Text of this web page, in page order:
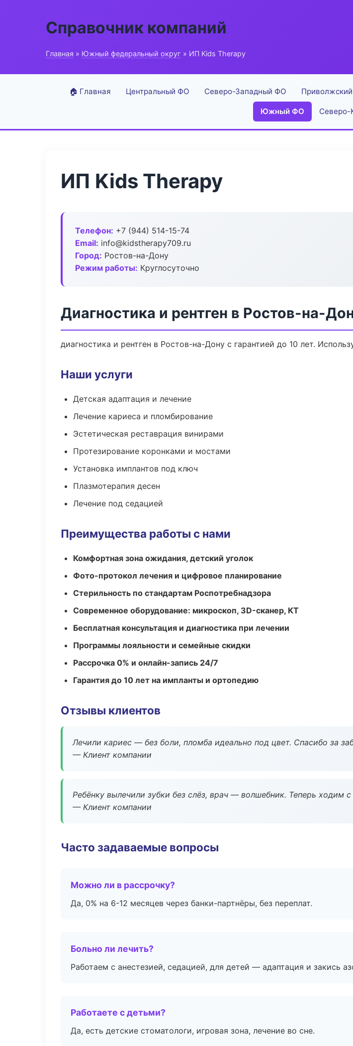
Справочник компаний
Главная » Южный федеральный округ » ИП Kids Therapy
🏠 Главная Центральный ФО Северо-Западный ФО
Южный ФО Северо-
ИП Kids Therapy
Телефон: +7 (944) 514-15-74
Email: info@kidstherapy709.ru
Город: Ростов-на-Дону
Режим работы: Круглосуточно
Диагностика и рентген в Ростов-на-
диагностика и рентген в Ростов-на-Дону с гарантией до 10 лет.
Наши услуги
Детская адаптация и лечение
Лечение кариеса и пломбирование
Эстетическая реставрация винирами
Протезирование коронками и мостами
Установка имплантов под ключ
Плазмотерапия десен
Лечение под седацией
Преимущества работы с нами
Комфортная зона ожидания, детский уголок
Фото-протокол лечения и цифровое планирование
Стерильность по стандартам Роспотребнадзора
Современное оборудование: микроскоп, 3D-сканер, КТ
Бесплатная консультация и диагностика при лечении
Программы лояльности и семейные скидки
Рассрочка 0% и онлайн-запись 24/7
Гарантия до 10 лет на импланты и ортопедию
Отзывы клиентов
Лечили кариес — без боли, пломба идеально под цвет. Спасибо за
— Клиент компании
Ребёнку вылечили зубки без слёз, врач — волшебник. Теперь ходим
— Клиент компании
Часто задаваемые вопросы
Можно ли в рассрочку?
Да, 0% на 6-12 месяцев через банки-партнёры, без переплат.
Больно ли лечить?
Работаем с анестезией, седацией, для детей — адаптация и закись
Работаете с детьми?
Да, есть детские стоматологи, игровая зона, лечение во сне.